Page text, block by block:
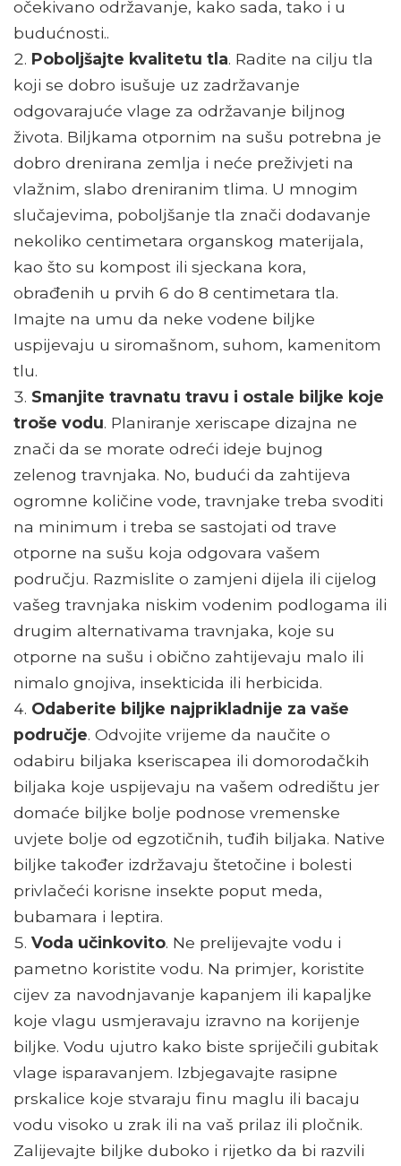
očekivano održavanje, kako sada, tako i u
budućnosti..
Poboljšajte kvalitetu tla. Radite na cilju tla
koji se dobro isušuje uz zadržavanje
odgovarajuće vlage za održavanje biljnog
života. Biljkama otpornim na sušu potrebna je
dobro drenirana zemlja i neće preživjeti na
vlažnim, slabo dreniranim tlima. U mnogim
slučajevima, poboljšanje tla znači dodavanje
nekoliko centimetara organskog materijala,
kao što su kompost ili sjeckana kora,
obrađenih u prvih 6 do 8 centimetara tla.
Imajte na umu da neke vodene biljke
uspijevaju u siromašnom, suhom, kamenitom
tlu.
Smanjite travnatu travu i ostale biljke koje
troše vodu. Planiranje xeriscape dizajna ne
znači da se morate odreći ideje bujnog
zelenog travnjaka. No, budući da zahtijeva
ogromne količine vode, travnjake treba svoditi
na minimum i treba se sastojati od trave
otporne na sušu koja odgovara vašem
području. Razmislite o zamjeni dijela ili cijelog
vašeg travnjaka niskim vodenim podlogama ili
drugim alternativama travnjaka, koje su
otporne na sušu i obično zahtijevaju malo ili
nimalo gnojiva, insekticida ili herbicida.
Odaberite biljke najprikladnije za vaše
područje. Odvojite vrijeme da naučite o
odabiru biljaka kseriscapea ili domorodačkih
biljaka koje uspijevaju na vašem odredištu jer
domaće biljke bolje podnose vremenske
uvjete bolje od egzotičnih, tuđih biljaka. Native
biljke također izdržavaju štetočine i bolesti
privlačeći korisne insekte poput meda,
bubamara i leptira.
Voda učinkovito. Ne prelijevajte vodu i
pametno koristite vodu. Na primjer, koristite
cijev za navodnjavanje kapanjem ili kapaljke
koje vlagu usmjeravaju izravno na korijenje
biljke. Vodu ujutro kako biste spriječili gubitak
vlage isparavanjem. Izbjegavajte rasipne
prskalice koje stvaraju finu maglu ili bacaju
vodu visoko u zrak ili na vaš prilaz ili pločnik.
Zalijevajte biljke duboko i rijetko da bi razvili